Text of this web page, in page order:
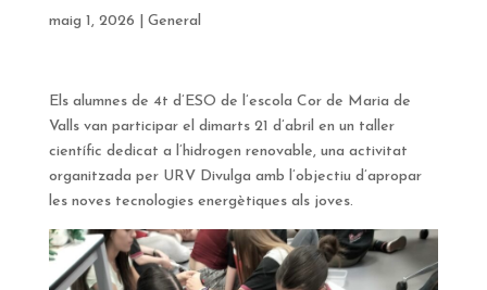
maig 1, 2026 General
Els alumnes de 4t d’ESO de l’escola Cor de Maria de
Valls van participar el dimarts 21 d’abril en un taller
científic dedicat a l’hidrogen renovable, una activitat
organitzada per URV Divulga amb l’objectiu d’apropar
les noves tecnologies energètiques als joves.